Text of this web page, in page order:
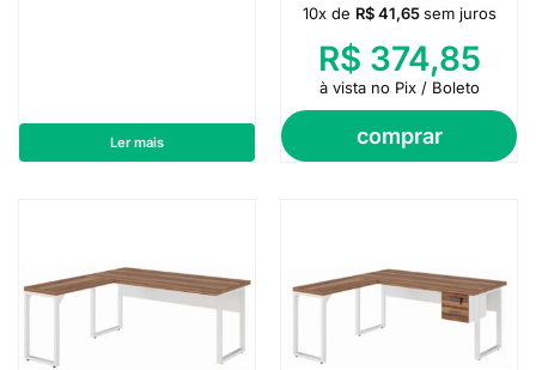
Ler mais comprar
10x de R$41,65 sem juros
R$ 374,85
à vista no Pix / Boleto